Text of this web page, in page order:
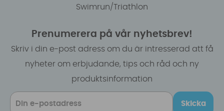
Swimrun/Triathlon
Prenumerera på vår nyhetsbrev!
Skriv i din e-post adress om du är intresserad att få
nyheter om erbjudande, tips och råd och ny
produktsinformation
Skicka